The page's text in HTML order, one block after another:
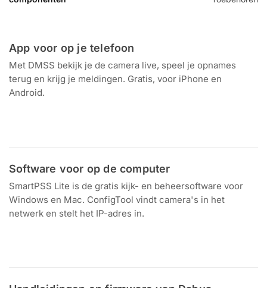
App voor op je telefoon
Met DMSS bekijk je de camera live, speel je opnames
terug en krijg je meldingen. Gratis, voor iPhone en
Android.
Software voor op de computer
SmartPSS Lite is de gratis kijk- en beheersoftware voor
Windows en Mac. ConfigTool vindt camera's in het
netwerk en stelt het IP-adres in.